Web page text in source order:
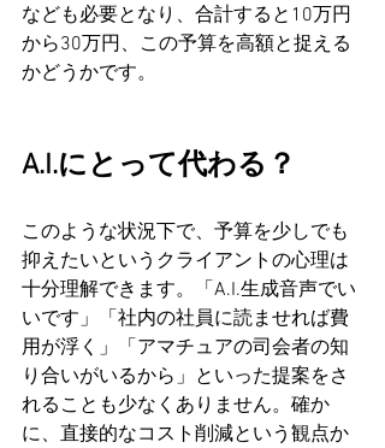
なども必要となり、合計すると10万円
から30万円、この予算を高額と捉える
かどうかです。
A.I.にとって代わる？
このような状況下で、予算を少しでも
抑えたいというクライアントの心理は
十分理解できます。「A.I.生成音声でい
いです」「社内の社員に読ませれば費
用が浮く」「アマチュアの司会者の知
り合いがいるから」といった提案をさ
れることも少なくありません。確か
に、直接的なコスト削減という観点か